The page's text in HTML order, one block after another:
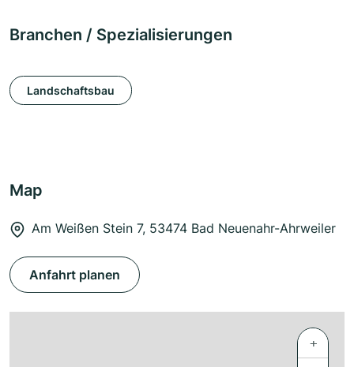
Branchen / Spezialisierungen
Landschaftsbau
Map
Am Weißen Stein 7, 53474 Bad Neuenahr-Ahrweiler
Anfahrt planen
+